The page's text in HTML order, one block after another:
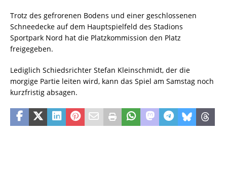
Trotz des gefrorenen Bodens und einer geschlossenen
Schneedecke auf dem Hauptspielfeld des Stadions
Sportpark Nord hat die Platzkommission den Platz
freigegeben.
Lediglich Schiedsrichter Stefan Kleinschmidt, der die
morgige Partie leiten wird, kann das Spiel am Samstag noch
kurzfristig absagen.